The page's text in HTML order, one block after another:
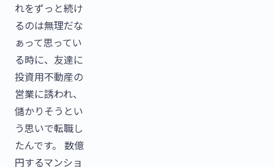
れをずっと続け
るのは無理だな
ぁって思ってい
る時に、友達に
投資用不動産の
営業に誘われ、
儲かりそうとい
う思いで転職し
たんです。 数億
円するマンショ